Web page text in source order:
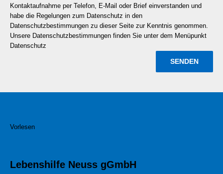
Kontaktaufnahme per Telefon, E-Mail oder Brief einverstanden und
habe die Regelungen zum Datenschutz in den
Datenschutzbestimmungen zu dieser Seite zur Kenntnis genommen.
Unsere Datenschutzbestimmungen finden Sie unter dem Menüpunkt
Datenschutz
Vorlesen
Lebenshilfe Neuss gGmbH